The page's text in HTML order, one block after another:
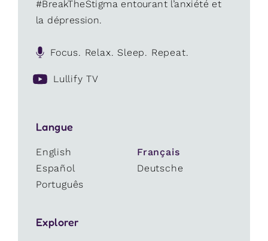
#BreakTheStigma entourant l’anxiété et
la dépression.
Focus. Relax. Sleep. Repeat.
Lullify TV
Langue
English
Français
Español
Deutsche
Português
Explorer